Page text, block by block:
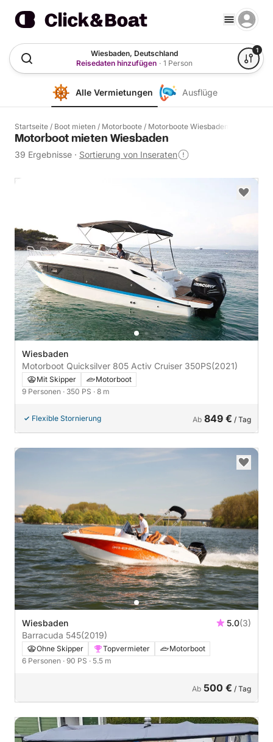
Wiesbaden, Deutschland
Reisedaten hinzufügen · 1 Person
1
Alle Vermietungen Ausflüge
Startseite / Boot mieten / Motorboote / Motorboote Wiesbaden
Motorboot mieten Wiesbaden
39 Ergebnisse · Sortierung von Inseraten
Wiesbaden
Motorboot Quicksilver 805 Activ Cruiser 350PS(2021)
Mit Skipper
Motorboot
9 Personen · 350 PS · 8 m
Flexible Stornierung Ab 849 € / Tag
Wiesbaden 5.0(3)
Barracuda 545(2019)
Ohne Skipper Topvermieter
Motorboot
6 Personen · 90 PS · 5.5 m
Ab 500 € / Tag